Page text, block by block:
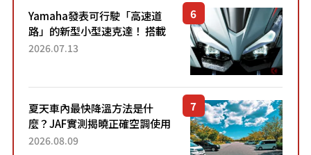
Yamaha發表可行駛「高速道
路」的新型小型速克達！ 搭載
能享受超強勁「渦輪感」的動
2026.07.13
夏天車內最快降溫方法是什
麼？JAF實測揭曉正確空調使用
方式
2026.08.09